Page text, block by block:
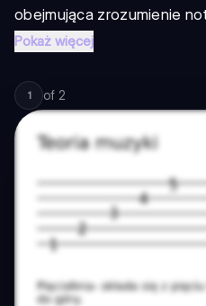
obejmująca zrozumienie
Pokaż więcej
1 of 2